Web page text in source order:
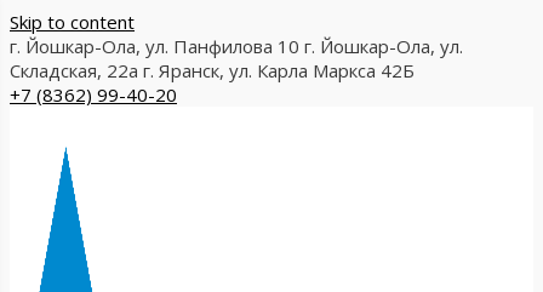
Skip to content
г. Йошкар-Ола, ул. Панфилова 10 г. Йошкар-Ола, ул.
Складская, 22а г. Яранск, ул. Карла Маркса 42Б
+7 (8362) 99-40-20